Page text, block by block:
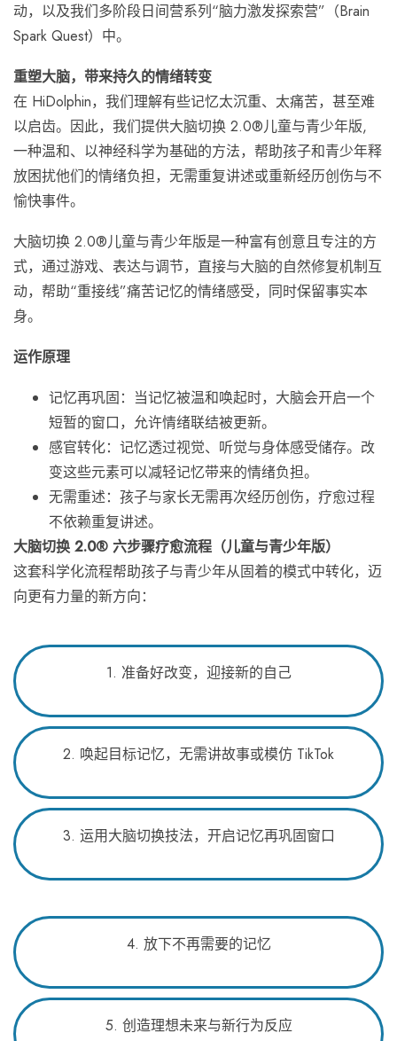
动，以及我们多阶段日间营系列“脑力激发探索营”（Brain
Spark Quest）中。
重塑大脑，带来持久的情绪转变
在 HiDolphin，我们理解有些记忆太沉重、太痛苦，甚至难
以启齿。因此，我们提供大脑切换 2.0®儿童与青少年版,
一种温和、以神经科学为基础的方法，帮助孩子和青少年释
放困扰他们的情绪负担，无需重复讲述或重新经历创伤与不
愉快事件。
大脑切换 2.0®儿童与青少年版是一种富有创意且专注的方
式，通过游戏、表达与调节，直接与大脑的自然修复机制互
动，帮助“重接线”痛苦记忆的情绪感受，同时保留事实本
身。
运作原理
记忆再巩固：当记忆被温和唤起时，大脑会开启一个
短暂的窗口，允许情绪联结被更新。
感官转化：记忆透过视觉、听觉与身体感受储存。改
变这些元素可以减轻记忆带来的情绪负担。
无需重述：孩子与家长无需再次经历创伤，疗愈过程
不依赖重复讲述。
大脑切换 2.0® 六步骤疗愈流程（儿童与青少年版）
这套科学化流程帮助孩子与青少年从固着的模式中转化，迈
向更有力量的新方向：
1. 准备好改变，迎接新的自己
2. 唤起目标记忆，无需讲故事或模仿 TikTok
3. 运用大脑切换技法，开启记忆再巩固窗口
4. 放下不再需要的记忆
5. 创造理想未来与新行为反应